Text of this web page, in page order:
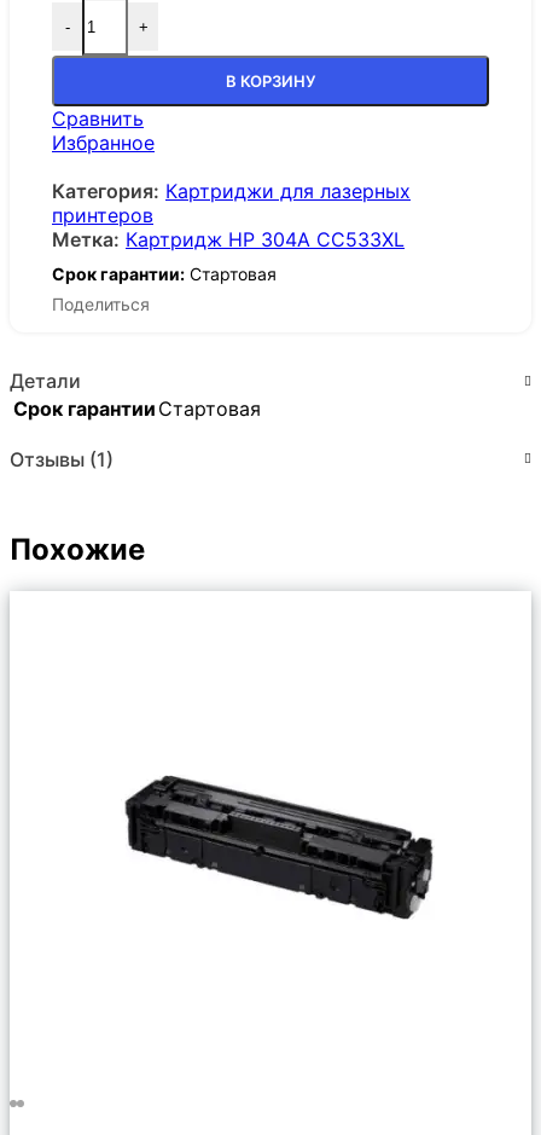
- +
В КОРЗИНУ
Сравнить
Избранное
Категория: Картриджи для лазерных
принтеров
Метка: Картридж HP 304A CC533XL
Срок гарантии: Стартовая
Поделиться
Детали
Срок гарантии Стартовая
Отзывы (1)
Похожие